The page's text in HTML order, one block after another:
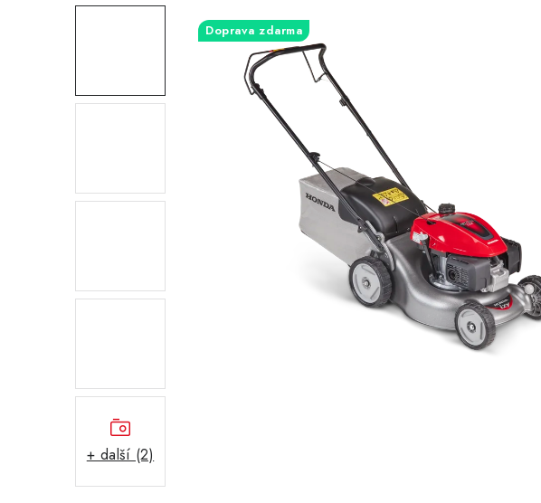
+ další (2)
Doprava zdarma